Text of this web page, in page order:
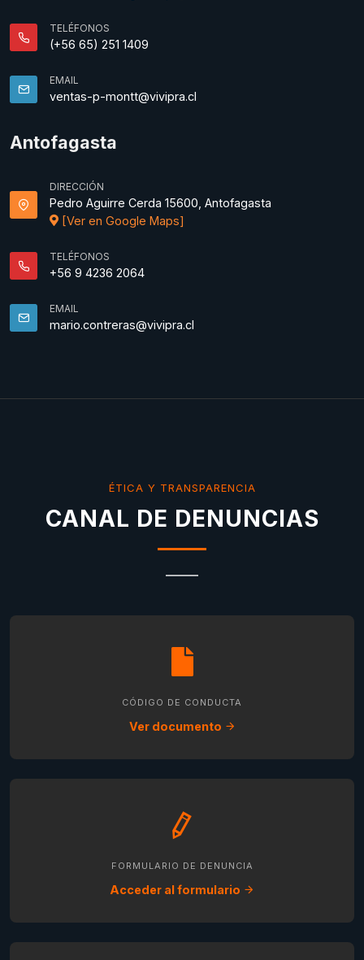
TELÉFONOS
(+56 65) 251 1409
EMAIL
ventas-p-montt@vivipra.cl
Antofagasta
DIRECCIÓN
Pedro Aguirre Cerda 15600, Antofagasta
[Ver en Google Maps]
TELÉFONOS
+56 9 4236 2064
EMAIL
mario.contreras@vivipra.cl
ÉTICA Y TRANSPARENCIA
CANAL DE DENUNCIAS
CÓDIGO DE CONDUCTA
Ver documento
FORMULARIO DE DENUNCIA
Acceder al formulario